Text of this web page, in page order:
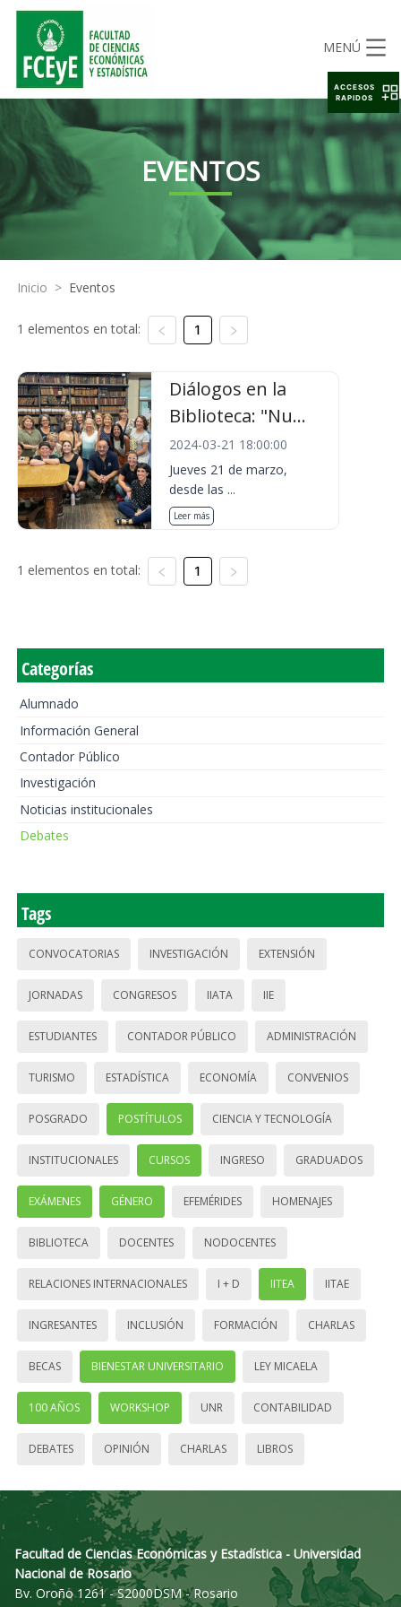
MENÚ
EVENTOS
Inicio > Eventos
1 elementos en total: 1
Diálogos en la
Biblioteca: "Nu...
2024-03-21 18:00:00
Jueves 21 de marzo,
desde las ...
Leer más
1 elementos en total: 1
Categorías
Alumnado
Información General
Contador Público
Investigación
Noticias institucionales
Debates
Tags
CONVOCATORIAS INVESTIGACIÓN EXTENSIÓN
JORNADAS CONGRESOS IIATA IIE
ESTUDIANTES CONTADOR PÚBLICO ADMINISTRACIÓN
TURISMO ESTADÍSTICA ECONOMÍA CONVENIOS
POSGRADO POSTÍTULOS CIENCIA Y TECNOLOGÍA
INSTITUCIONALES CURSOS INGRESO GRADUADOS
EXÁMENES GÉNERO EFEMÉRIDES HOMENAJES
BIBLIOTECA DOCENTES NODOCENTES
RELACIONES INTERNACIONALES I + D IITEA IITAE
INGRESANTES INCLUSIÓN FORMACIÓN CHARLAS
BECAS BIENESTAR UNIVERSITARIO LEY MICAELA
100 AÑOS WORKSHOP UNR CONTABILIDAD
DEBATES OPINIÓN CHARLAS LIBROS
Facultad de Ciencias Económicas y Estadística - Universidad
Nacional de Rosario
Bv. Oroño 1261 - S2000DSM - Rosario
ACCESOS
RAPIDOS